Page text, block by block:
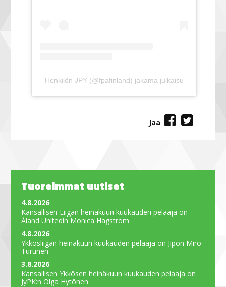
Henkilön JPY (@fpafinland) jakama julkaisu
Jaa
Tuoreimmat uutiset
4.8.2026
Kansallisen Liigan heinäkuun kuukauden pelaaja on
Åland Unitedin Monica Hagström
4.8.2026
Ykkösliigan heinäkuun kuukauden pelaaja on Jipon Miro
Turunen
3.8.2026
Kansallisen Ykkösen heinäkuun kuukauden pelaaja on
JyPK:n Olga Hytönen